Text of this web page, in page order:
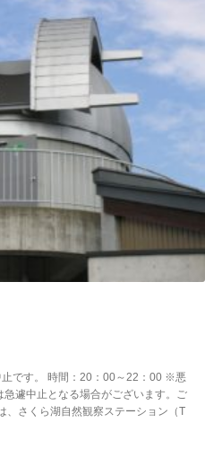
です。 時間：20：00～22：00 ※悪
遽中止となる場合がございます。ご
さくら湖自然観察ステーション（T